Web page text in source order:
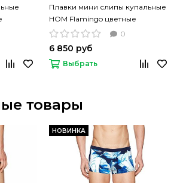
Плавки мини слипы купальные
HOM Flamingo цветные
0
6 850 руб
Выбрать
товары
НОВИНКА